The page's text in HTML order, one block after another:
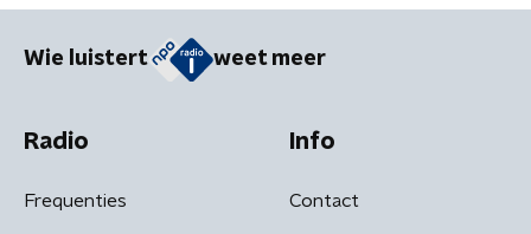
Wie luistert weet meer
Radio
Frequenties
Info
Contact